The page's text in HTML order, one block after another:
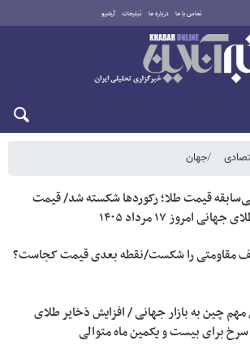
تماس با ما درباره ما تبلیغات آرشیو
شنبه ۱۷ مرداد ۱۴۰۵
جهان
قیمت طلا؛ رکوردها شکسته شد/ قیمت
امروز ۱۷ مرداد ۱۴۰۵
مقاومتی را شکست/نقطه بعدی قیمت کجاست؟
چین به بازار جهانی / افزایش ذخایر طلای
برای بیست و یکمین ماه متوالی